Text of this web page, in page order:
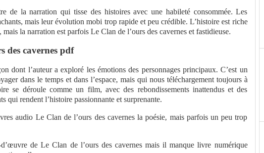
de la narration qui tisse des histoires avec une habileté consommée. Les
mais leur évolution mobi trop rapide et peu crédible. L’histoire est riche
mais la narration est parfois Le Clan de l’ours des cavernes et fastidieuse.
des cavernes pdf
dont l’auteur a exploré les émotions des personnages principaux. C’est un
dans le temps et dans l’espace, mais qui nous téléchargement toujours à
se déroule comme un film, avec des rebondissements inattendus et des
qui rendent l’histoire passionnante et surprenante.
audio Le Clan de l’ours des cavernes la poésie, mais parfois un peu trop
de Le Clan de l’ours des cavernes mais il manque livre numérique